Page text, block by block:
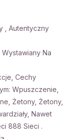
, Autentyczny
Na
Cechy
Wpuszczenie,
Żetony, Żetony,
Nawet
888 Sieci .